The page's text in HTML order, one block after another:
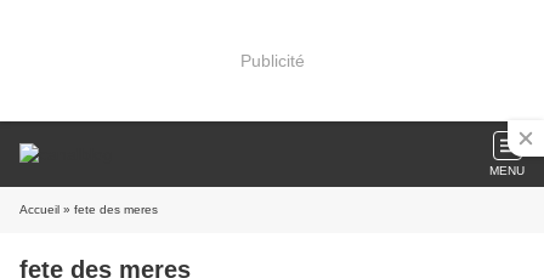
Publicité
MENU
Accueil » fete des meres
fete des meres